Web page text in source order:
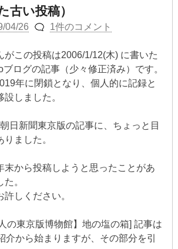
古い投稿）
04/26 1件のコメント
がこの投稿は2006/1/12(木) に書いた
ログの記事（少々修正済み）です。
年に閉鎖となり、個人的に記録と
しました。
日新聞東京版の記事に、ちょっと目
ました。
末から投稿しようと思ったことがあ
。
しください。
の東京版博物館】地の塩の箱] 記事は
介から始まりますが、その部分を引